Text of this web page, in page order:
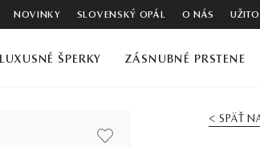
NOVINKY SLOVENSKÝ OPÁL O NÁS
LUXUSNÉ ŠPERKY ZÁSNUBNÉ PRSTENE
< SPÄŤ